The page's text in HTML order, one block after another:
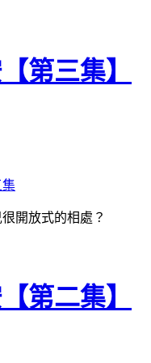
第三集】
很開放式的相處？
第二集】